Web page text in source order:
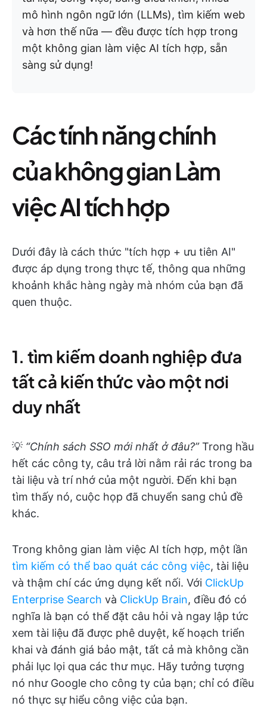
mô hình ngôn ngữ lớn (LLMs), tìm kiếm web
và hơn thế nữa — đều được tích hợp trong
một không gian làm việc AI tích hợp, sẵn
sàng sử dụng!
Các tính năng chính
của không gian Làm
việc AI tích hợp
Dưới đây là cách thức "tích hợp + ưu tiên AI"
được áp dụng trong thực tế, thông qua những
khoảnh khắc hàng ngày mà nhóm của bạn đã
quen thuộc.
1. tìm kiếm doanh nghiệp đưa
tất cả kiến thức vào một nơi
duy nhất
💡 “Chính sách SSO mới nhất ở đâu?”Trong hầu
hết các công ty, câu trả lời nằm rải rác trong ba
tài liệu và trí nhớ của một người. Đến khi bạn
tìm thấy nó, cuộc họp đã chuyển sang chủ đề
khác.
Trong không gian làm việc AI tích hợp, một lần
tìm kiếm có thể bao quát các công việc, tài liệu
và thậm chí các ứng dụng kết nối. Với ClickUp
Enterprise Search và ClickUp Brain, điều đó có
nghĩa là bạn có thể đặt câu hỏi và ngay lập tức
xem tài liệu đã được phê duyệt, kế hoạch triển
khai và đánh giá bảo mật, tất cả mà không cần
phải lục lọi qua các thư mục. Hãy tưởng tượng
nó như Google cho công ty của bạn; chỉ có điều
nó thực sự hiểu công việc của bạn.